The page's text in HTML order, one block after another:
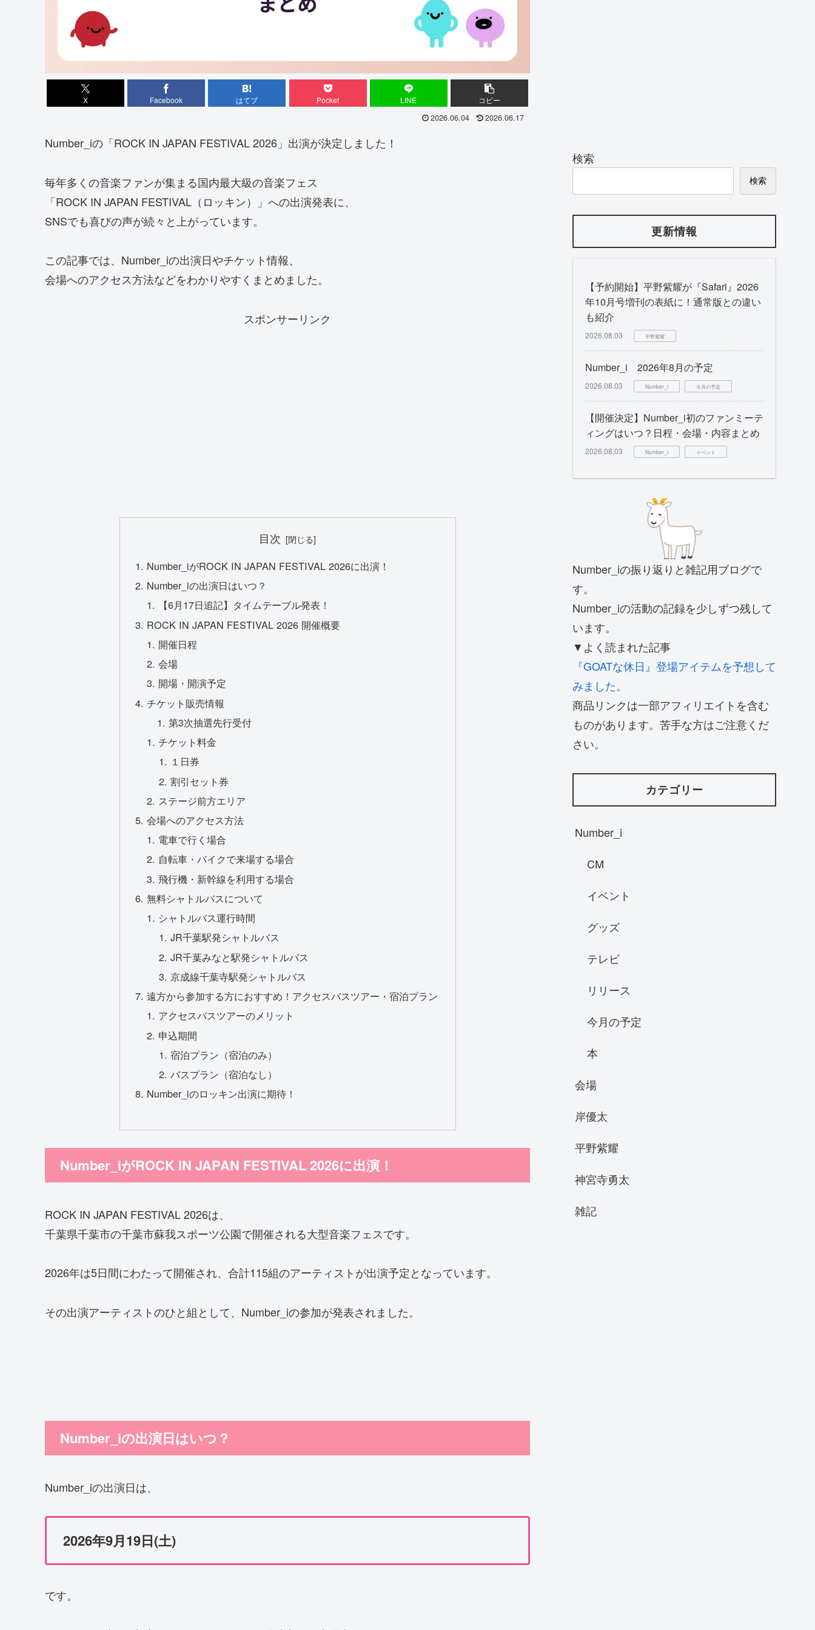
X Facebook はてブ Pocket LINE コピー
2026.06.04 2026.06.17
Number_iの「ROCK IN JAPAN FESTIVAL 2026」出演が決定しました！
毎年多くの音楽ファンが集まる国内最大級の音楽フェス
「ROCK IN JAPAN FESTIVAL（ロッキン）」への出演発表に、
SNSでも喜びの声が続々と上がっています。
この記事では、Number_iの出演日やチケット情報、
会場へのアクセス方法などをわかりやすくまとめました。
スポンサーリンク
目次
Number_iがROCK IN JAPAN FESTIVAL 2026に出演！
Number_iの出演日はいつ？
【6月17日追記】タイムテーブル発表！
ROCK IN JAPAN FESTIVAL 2026 開催概要
開催日程
会場
開場・開演予定
チケット販売情報
第3次抽選先行受付
チケット料金
１日券
割引セット券
ステージ前方エリア
会場へのアクセス方法
電車で行く場合
自転車・バイクで来場する場合
飛行機・新幹線を利用する場合
無料シャトルバスについて
シャトルバス運行時間
JR千葉駅発シャトルバス
JR千葉みなと駅発シャトルバス
京成線千葉寺駅発シャトルバス
遠方から参加する方におすすめ！アクセスバスツアー・宿泊プラン
アクセスバスツアーのメリット
申込期間
宿泊プラン（宿泊のみ）
バスプラン（宿泊なし）
Number_iのロッキン出演に期待！
Number_iがROCK IN JAPAN FESTIVAL 2026に出演！
ROCK IN JAPAN FESTIVAL 2026は、
千葉県千葉市の千葉市蘇我スポーツ公園で開催される大型音楽フェスです。
2026年は5日間にわたって開催され、合計115組のアーティストが出演予定となっています。
その出演アーティストのひと組として、Number_iの参加が発表されました。
Number_iの出演日はいつ？
Number_iの出演日は、
2026年9月19日(土)
です。
検索
検索
更新情報
【予約開始】平野紫耀が『Safari』2026
年10月号増刊の表紙に！通常版との違い
も紹介
2026.08.03 平野紫耀
Number_i 2026年8月の予定
2026.08.03 Number_i 今月の予定
【開催決定】Number_i初のファンミーテ
ィングはいつ？日程・会場・内容まとめ
2026.08.03 Number_i イベント
Number_iの振り返りと雑記用ブログで
す。
Number_iの活動の記録を少しずつ残して
います。
▼よく読まれた記事
『GOATな休日』登場アイテムを予想して
みました。
商品リンクは一部アフィリエイトを含む
ものがあります。苦手な方はご注意くだ
さい。
カテゴリー
Number_i
CM
イベント
グッズ
テレビ
リリース
今月の予定
本
会場
岸優太
平野紫耀
神宮寺勇太
雑記